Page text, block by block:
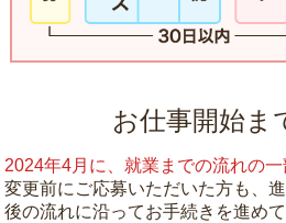
お仕事開始ま
2024年4月に、就業までの流れの一
変更前にご応募いただいた方も、
後の流れに沿ってお手続きを進め